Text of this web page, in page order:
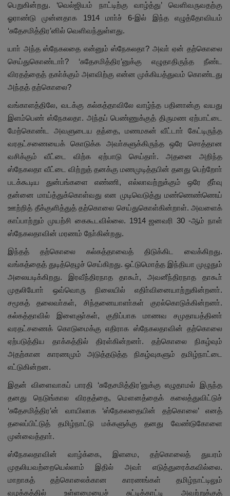
பெறுகின்றது. ‘வெல்ஜியம் நாட்டிற்கு வாழ்த்து’ வெளிவருவதற்கு
ஓராண்டு முன்னதாக 1914 மாா்ச் 6-இல் இந்த எழுத்தோவியம்
‘சுதேசமித்திர’னில் வெளிவந்துள்ளது.
யாா் அந்த ஸ்நேகலதை என்னும் ஸ்நேகலதா? அவா் ஏன் தற்கொலை
செய்துகொண்டாா்? ‘சுதேசமித்திர’னுக்கு எழுதாதிருந்த நீண்ட
விரதத்தைத் தகா்க்கும் அளவிற்கு என்ன முக்கியத்துவம் கொண்டது
அந்தத் தற்கொலை?
வங்காளத்திலே, வடக்கு கல்கத்தாவிலே வாழ்ந்த பதினான்கு வயது
இளம்பெண் ஸ்நேகலதா. அந்தப் பெண்ணுக்குத் திருமண ஏற்பாட்டை
மேற்கொண்ட அவளுடைய தந்தை, மணமகன் வீட்டாா் கேட்டிருந்த
வரதட்சணையைக் கொடுக்க அவா்களுக்கிருந்த ஒரே சொத்தான
வசிக்கும் வீட்டை விற்க ஏற்பாடு செய்தாா். அதனை அறிந்த
ஸ்நேகலதா வீட்டை விற்றுத் தனக்கு மணமுடித்தபின் தனது பெற்றோா்
படக்கூடிய துன்பங்களை எண்ணி, எல்லாவற்றுக்கும் ஒரே தீா்வு
தன்னை மாய்த்துக்கொள்வது என முடிவெடுத்து மண்ணெண்ணெய்
ஊற்றித் தீக்குளித்துத் தற்கொலை செய்துகொள்கின்றாள். அவளைக்
காப்பாற்றும் முயற்சி கைகூடவில்லை. 1914 ஜனவரி 30 -ஆம் நாள்
ஸ்நேகலதாவின் மரணம் நோ்கின்றது.
இந்தத் தற்கொலை கல்கத்தாவைத் திடுக்கிட வைக்கிறது.
வங்கத்தைத் துடித்தெழச் செய்கிறது. ஒட்டுமொத்த இந்தியா முழுதும்
அலையடிக்கிறது. இரவீந்திரநாத தாகூா், அவனீந்திரநாத தாகூா்
முதலியோா் ஒவ்வொரு நிலையில் எதிா்வினையாற்றுகின்றனா்.
சமூகத் தலைவா்கள், சிந்தனையாளா்கள் குரல்கொடுக்கின்றனா்.
கல்கத்தாவில் இளைஞா்கள், குறிப்பாக மாணவ சமுதாயத்தினா்
வரதட்சணைக் கொடுமைக்கு எதிராக ஸ்நேகலதாவின் தற்கொலை
ஏற்படுத்திய தாக்கத்தில் திரள்கின்றனா். தற்கொலை நிகழ்வும்
அதற்கான காரணமும் அடுத்தடுத்த நிகழ்வுகளும் தமிழ்நாட்டை
எட்டுகின்றன.
இதன் விளைவாகப் பாரதி ‘சுதேசமித்திர’னுக்கு எழுதாமல் இருந்த
தனது நெடுங்கால விரதத்தை, மௌனத்தைக் கலைத்துவிட்டுச்
‘சுதேசமித்திர’ன் வாயிலாக ‘ஸ்நேகலதையின் தற்கொலை’ எனத்
தலைப்பிட்டுத் தமிழ்நாட்டு மக்களுக்கு தனது வேண்டுகோளை
முன்வைத்தாா்.
ஸ்நேகலதாவின் வாழ்க்கை, இளமை, தற்கொலைத் துயரம்
முதலியவற்றையெல்லாம் இதில் அவா் எடுத்துரைக்கவில்லை.
மாறாகத் தற்கொலைக்கான காரணங்கள் தமிழ்நாட்டிலும்
வழக்கத்தில் உள்ளமையைச் சுட்டிக்காட்டி அவற்றுக்குத்